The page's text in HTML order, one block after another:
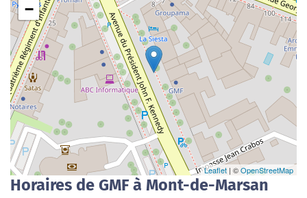
−
Leaflet | ©OpenStreetMap
Horaires de GMF à Mont-de-Marsan